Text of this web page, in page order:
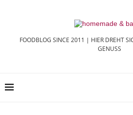
FOODBLOG SINCE 2011 | HIER DREHT
GENUSS